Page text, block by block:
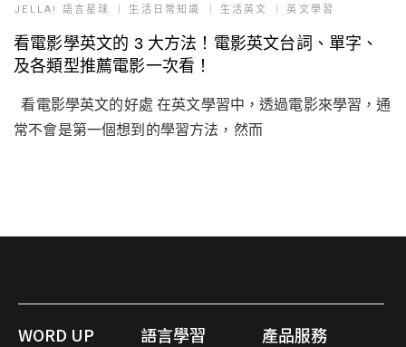
JELLA! 語言星球 生活日常知識 生活英文 英文學習
看電影學英文的 3 大方法！電影英文台詞、單字、
及各類型推薦電影一次看！
看電影學英文的好處 在英文學習中，透過電影來學習，通
常不會是第一個想到的學習方法，然而
WORD UP 語言學習 產品服務